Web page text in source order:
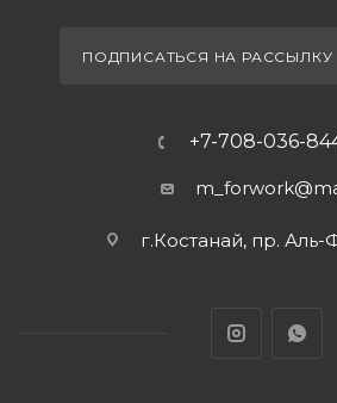
ПОДПИСАТЬСЯ НА РАССЫЛКУ
+7-708-036-
г.Костанай, пр.